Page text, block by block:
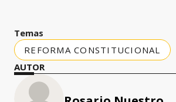
Temas
REFORMA CONSTITUCIONAL
AUTOR